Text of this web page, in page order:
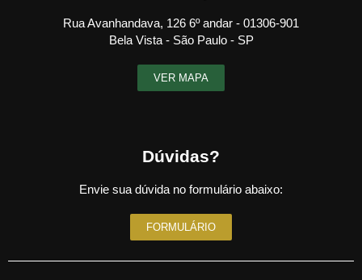
Rua Avanhandava, 126 6º andar - 01306-901
Bela Vista - São Paulo - SP
VER MAPA
Dúvidas?
Envie sua dúvida no formulário abaixo:
FORMULÁRIO